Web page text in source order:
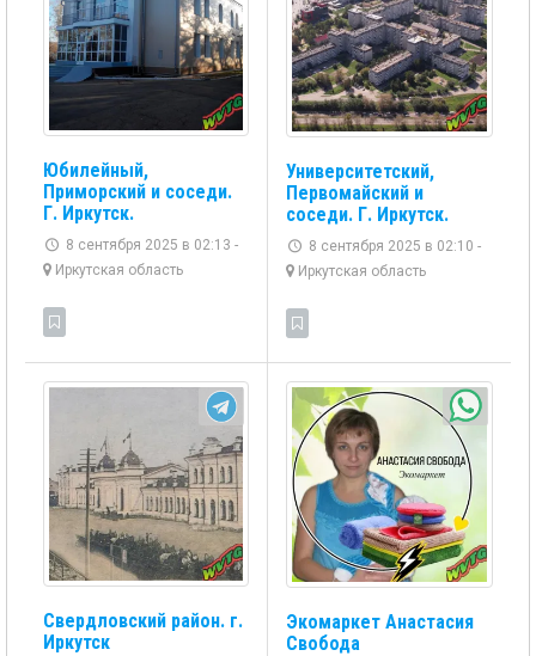
Юбилейный,
Приморский и соседи.
Г. Иркутск.
8 сентября 2025 в 02:13 -
Иркутская область
Университетский,
Первомайский и
соседи. Г. Иркутск.
8 сентября 2025 в 02:10 -
Иркутская область
Свердловский район. г.
Иркутск
Экомаркет Анастасия
Свобода